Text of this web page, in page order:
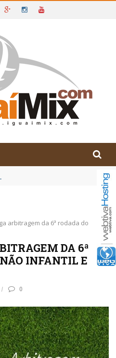
baianos representam o Brasil no
arbitragem da 6ª rodada do
DA 6ª
INFANTIL E
0